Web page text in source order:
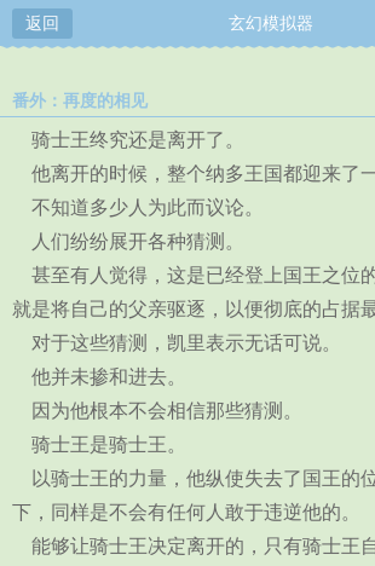
返回 玄幻模拟器
番外：再度的相见
骑士王终究还是离开了。
他离开的时候，整个纳多王国都迎来了
不知道多少人为此而议论。
人们纷纷展开各种猜测。
甚至有人觉得，这是已经登上国王之位
就是将自己的父亲驱逐，以便彻底的占据
对于这些猜测，凯里表示无话可说。
他并未掺和进去。
因为他根本不会相信那些猜测。
骑士王是骑士王。
以骑士王的力量，他纵使失去了国王的
下，同样是不会有任何人敢于违逆他的。
能够让骑士王决定离开的，只有骑士王自